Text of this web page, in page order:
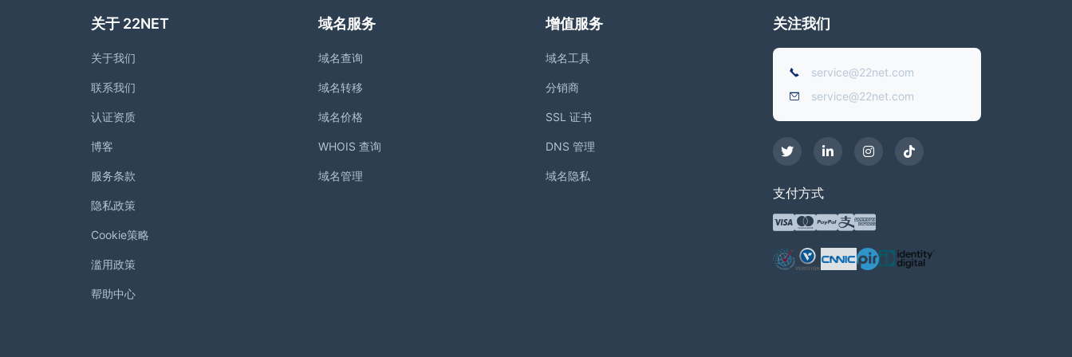
关于 22NET
关于我们
联系我们
认证资质
博客
服务条款
隐私政策
Cookie策略
滥用政策
帮助中心
域名服务
域名查询
域名转移
域名价格
WHOIS 查询
域名管理
增值服务
域名工具
分销商
SSL 证书
DNS 管理
域名隐私
关注我们
service@22net.com
service@22net.com
支付方式